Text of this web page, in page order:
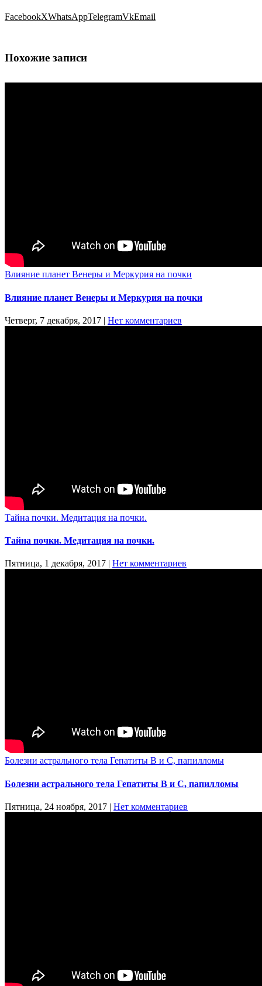
FacebookXWhatsAppTelegramVkEmail
Похожие записи
Влияние планет Венеры и Меркурия на почки
Влияние планет Венеры и Меркурия на почки
Четверг, 7 декабря, 2017 | Нет комментариев
Тайна почки. Медитация на почки.
Тайна почки. Медитация на почки.
Пятница, 1 декабря, 2017 Нет комментариев
Болезни астрального тела Гепатиты В и С, папилломы
Болезни астрального тела Гепатиты В и С, папилломы
Пятница, 24 ноября, 2017 | Нет комментариев